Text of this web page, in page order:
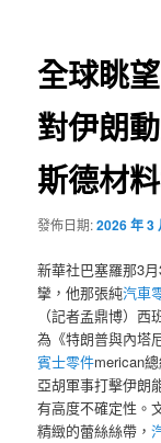
全球眺
對伊朗
斯德材
發佈日期:2026 年 3
新華社巴塞羅那3
攣，他那張純汽車
（記者孟鼎博）西
為《特朗普與內塔
賓士零件merican
亞胡軍事打擊伊朗
有高度不確定性。
精緻的蕾絲絲帶，